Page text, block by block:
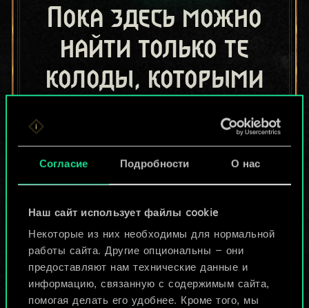
Согласие Подробности О нас
Наш сайт использует файлы cookie
Некоторые из них необходимы для нормальной
работы сайта. Другие опциональны — они
предоставляют нам технические данные и
информацию, связанную с содержимым сайта,
помогая делать его удобнее. Кроме того, мы
Пока здесь можно
найти только те
колоды, которыми
игроки.
Но их может быть
Назвать колоду и описать её
Изменить колоду